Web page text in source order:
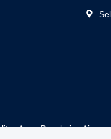
Agen Decoloring Air